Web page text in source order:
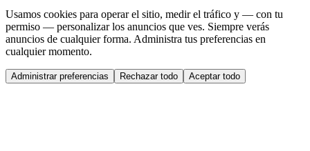
Usamos cookies para operar el sitio, medir el tráfico y — con tu
permiso — personalizar los anuncios que ves. Siempre verás
anuncios de cualquier forma. Administra tus preferencias en
cualquier momento.
Administrar preferencias Rechazar todo Aceptar todo